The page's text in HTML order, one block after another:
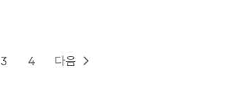
3 4 다음